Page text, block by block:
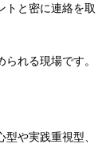
トと密に連絡を取
れる現場です。
や実践重視型、